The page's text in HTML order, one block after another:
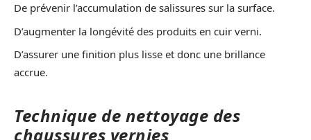
De prévenir l’accumulation de salissures sur la surface.
D’augmenter la longévité des produits en cuir verni.
D’assurer une finition plus lisse et donc une brillance
accrue.
Technique de nettoyage des
chaussures vernies